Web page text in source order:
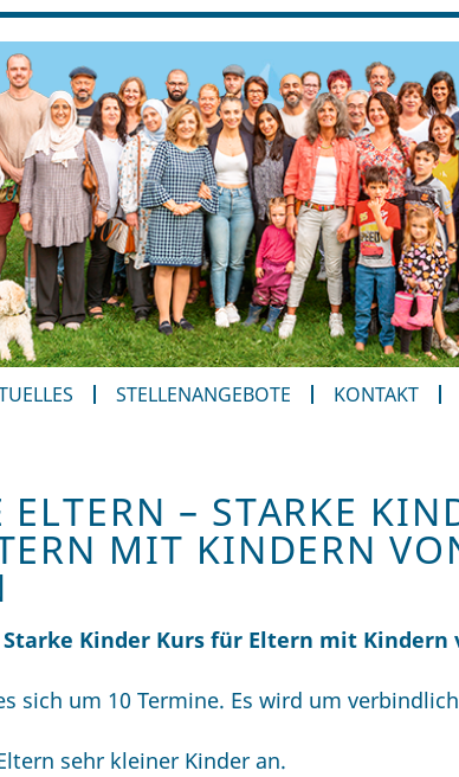
STELLENANGEBOTE KONTAKT
ELTERN – STARKE
MIT KINDERN
Kinder Kurs für Eltern mit Kindern
sich um 10 Termine. Es wird um
sehr kleiner Kinder an.